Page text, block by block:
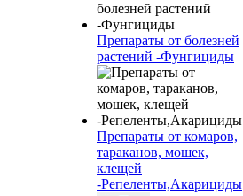
Препараты от болезней
растений -Фунгициды
Препараты от комаров,
тараканов, мошек,
клещей
-Репеленты,Акарициды